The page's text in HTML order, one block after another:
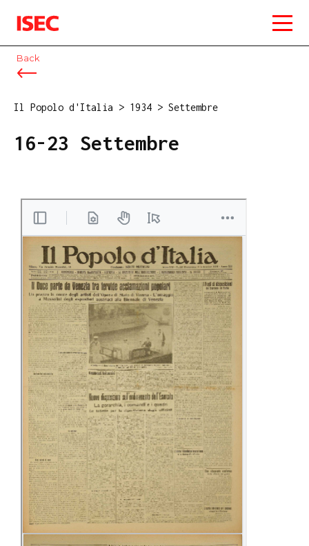
ISEC
Back
Il Popolo d'Italia > 1934 > Settembre
16-23 Settembre